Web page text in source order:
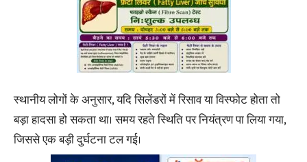
स्थानीय लोगों के अनुसार, यदि सिलेंडरों में रिसाव या विस्फोट होता तो
बड़ा हादसा हो सकता था। समय रहते स्थिति पर नियंत्रण पा लिया गया,
जिससे एक बड़ी दुर्घटना टल गई।